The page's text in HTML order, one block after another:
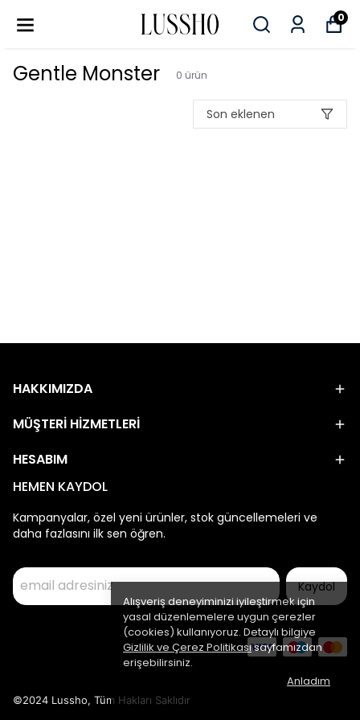
0
Alışveriş deneyiminizi iyileştirmek için
yasal düzenlemelere uygun çerezler
(cookies) kullanıyoruz. Detaylı bilgiye
Gizlilik ve Çerez Politikasısayfamızdan
erişebilirsiniz.
Anladım
Gentle Monster 0 ürün
Son eklenen
HAKKIMIZDA
MÜŞTERİ HİZMETLERİ
HESABIM
HEMEN KAYDOL
Kampanyalar, özel yeni ürünler, stok güncellemeleri ve
daha fazlasını ilk sen öğren.
Kaydol
©2024 Lussho, Tüm Hakları Saklıdır